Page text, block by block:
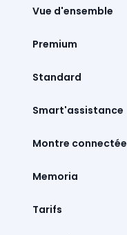
Vue d'ensemble
Premium
Standard
Smart'assistance
Montre connectée
Memoria
Tarifs